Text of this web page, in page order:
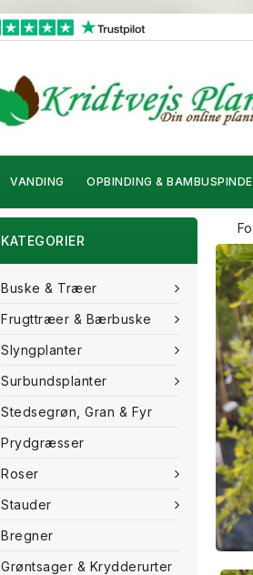
VANDING OPBINDING & BAMBUSPINDE
KATEGORIER
Buske & Træer
Frugttræer & Bærbuske
Slyngplanter
Surbundsplanter
Stedsegrøn, Gran & Fyr
Prydgræsser
Roser
Stauder
Bregner
Grøntsager & Krydderurter